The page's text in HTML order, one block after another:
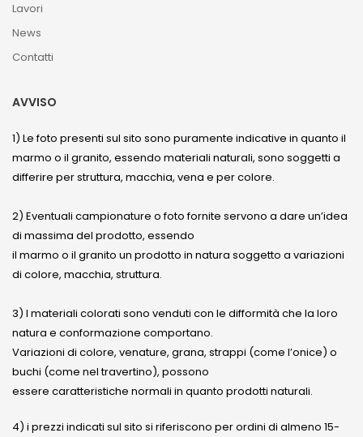
Lavori
News
Contatti
AVVISO
1) Le foto presenti sul sito sono puramente indicative in quanto il
marmo o il granito, essendo materiali naturali, sono soggetti a
differire per struttura, macchia, vena e per colore.
2) Eventuali campionature o foto fornite servono a dare un’idea
di massima del prodotto, essendo
il marmo o il granito un prodotto in natura soggetto a variazioni
di colore, macchia, struttura.
3) I materiali colorati sono venduti con le difformità che la loro
natura e conformazione comportano.
Variazioni di colore, venature, grana, strappi (come l’onice) o
buchi (come nel travertino), possono
essere caratteristiche normali in quanto prodotti naturali.
4) i prezzi indicati sul sito si riferiscono per ordini di almeno 15-